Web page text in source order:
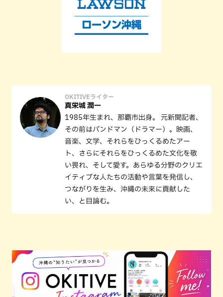
OKITIVEライター
真栄城 潤一
1985年生まれ、那覇市出身。 元新聞記者、
その前はバンドマン（ドラマー）。映画、
音楽、文学、それらをひっくるめたアー
ト、さらにそれらをひっくるめた文化を敬
い畏れ、そして愛す。あらゆる分野のクリエ
イティブな人たちの活動や言葉を発信し、
つながりを生み、沖縄の未来に貢献した
い、と目論む。